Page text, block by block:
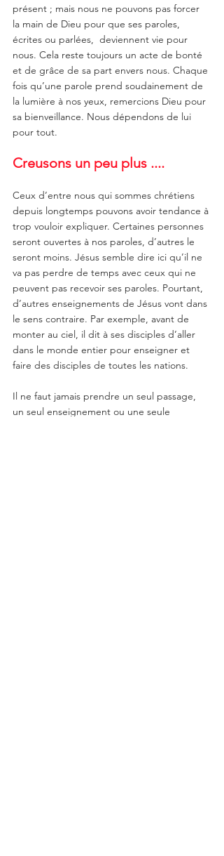
présent ; mais nous ne pouvons pas forcer
la main de Dieu pour que ses paroles,
écrites ou parlées,  deviennent vie pour
nous. Cela reste toujours un acte de bonté
et de grâce de sa part envers nous. Chaque
fois qu’une parole prend soudainement de
la lumière à nos yeux, remercions Dieu pour
sa bienveillance. Nous dépendons de lui
pour tout.
Creusons un peu plus ....
Ceux d’entre nous qui sommes chrétiens
depuis longtemps pouvons avoir tendance à
trop vouloir expliquer. Certaines personnes
seront ouvertes à nos paroles, d’autres le
seront moins. Jésus semble dire ici qu’il ne
va pas perdre de temps avec ceux qui ne
peuvent pas recevoir ses paroles. Pourtant,
d’autres enseignements de Jésus vont dans
le sens contraire. Par exemple, avant de
monter au ciel, il dit à ses disciples d’aller
dans le monde entier pour enseigner et
faire des disciples de toutes les nations.
Il ne faut jamais prendre un seul passage,
un seul enseignement ou une seule